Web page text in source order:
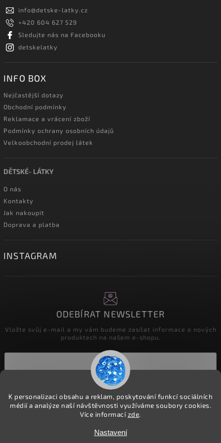
K personalizaci obsahu a reklam, poskytování funkcí sociálních
médií a analýze naší návštěvnosti využíváme soubory cookies.
Více informacízde.
Nastavení
info@detske-latky.cz
+420 604 627 529
Sledujte nás na Facebooku
detskelatky
INFO BOX
Nejčastější dotazy
Obchodní podmínky
Reklamace a vrácení zboží
Podmínky ochrany osobních údajů
Velkoobchodní prodej látek
DĚTSKÉ- LÁTKY
O nás
Kontakty
Jak nakoupit
Doprava a platba
INSTAGRAM
ODEBÍRAT NEWSLETTER
Vložte svůj e-mail a my vám budeme zasílat informace o nových
produktech na našem e-shopu.
Přihlásit se
detske-latky.cz. Všechna práva vyhrazena.